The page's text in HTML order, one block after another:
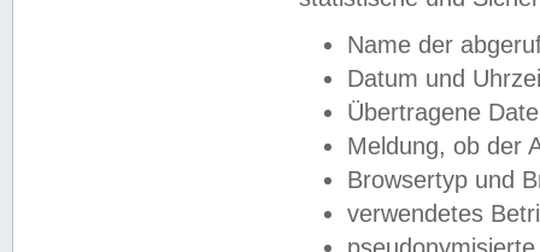
Name der
Datum und
Übertragene
Meldung, ob der
Browsertyp und
verwendetes